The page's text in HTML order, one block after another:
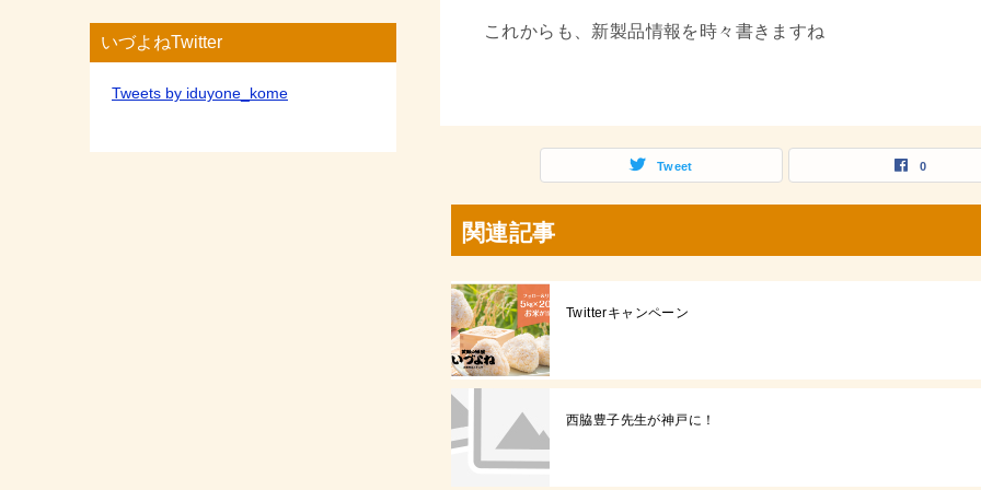
これからも、新製品情報を時々書きますね
Tweet 0
関連記事
Twitterキャンペーン
西脇豊子先生が神戸に！
いづよねTwitter
Tweets by iduyone_kome